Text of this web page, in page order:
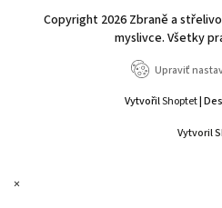
Vytvoril
Copyright 2026 Zbraně a
myslivce. Všetky
Upraviť
VytvořilShoptet|
×